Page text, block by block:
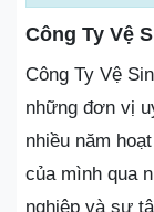
Công Ty Vệ
Công Ty Vệ
những đơn vị
nhiều năm
của mình qua
nghiệp và sự